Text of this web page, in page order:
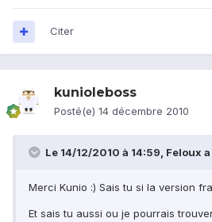
Citer
kunioleboss
Posté(e) 14 décembre 2010
Le 14/12/2010 à 14:59, Feloux
Merci Kunio :) Sais tu si la version
Et sais tu aussi ou je pourrais